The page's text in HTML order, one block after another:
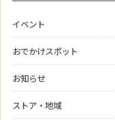
イベント
おでかけスポット
お知らせ
ストア・地域